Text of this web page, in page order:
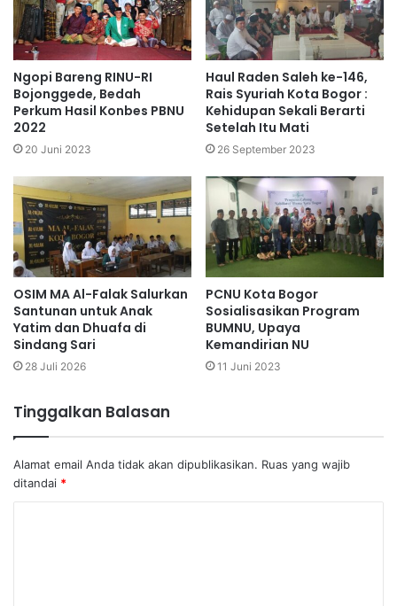
Ngopi Bareng RINU-RI
Bojonggede, Bedah
Perkum Hasil Konbes PBNU
2022
20 Juni 2023
Haul Raden Saleh ke-146,
Rais Syuriah Kota Bogor :
Kehidupan Sekali Berarti
Setelah Itu Mati
26 September 2023
OSIM MA Al-Falak Salurkan
Santunan untuk Anak
Yatim dan Dhuafa di
Sindang Sari
28 Juli 2026
PCNU Kota Bogor
Sosialisasikan Program
BUMNU, Upaya
Kemandirian NU
11 Juni 2023
Tinggalkan Balasan
Alamat email Anda tidak akan dipublikasikan. Ruas yang wajib
ditandai *